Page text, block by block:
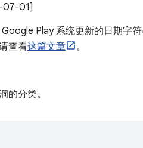
07-01]
Play 系统更新的日期字
查看这篇文章
。
的分类。